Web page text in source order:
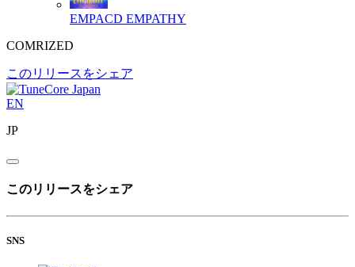
EMPACD EMPATHY
COMRIZED
このリリースをシェア
EN
JP
このリリースをシェア
SNS